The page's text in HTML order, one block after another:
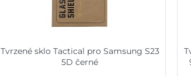
Tvrzené sklo Tactical pro Samsung S23
5D černé